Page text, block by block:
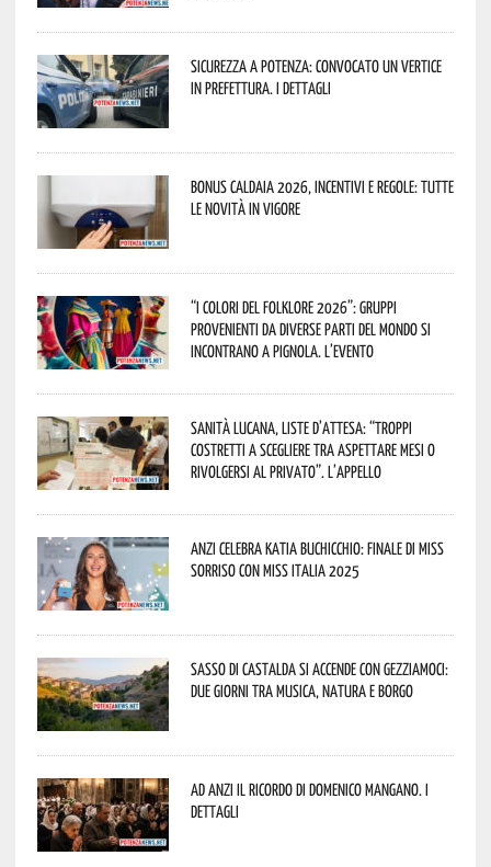
Sicurezza a Potenza: convocato un vertice
in Prefettura. I dettagli
Bonus caldaia 2026, incentivi e regole: tutte
le novità in vigore
“I Colori del Folklore 2026”: gruppi
provenienti da diverse parti del mondo si
incontrano a Pignola. L’evento
Sanità lucana, liste d’attesa: “Troppi
costretti a scegliere tra aspettare mesi o
rivolgersi al privato”. L’appello
Anzi celebra Katia Buchicchio: finale di Miss
Sorriso con Miss Italia 2025
Sasso di Castalda si accende con Gezziamoci:
due giorni tra musica, natura e borgo
Ad Anzi il ricordo di Domenico Mangano. I
dettagli